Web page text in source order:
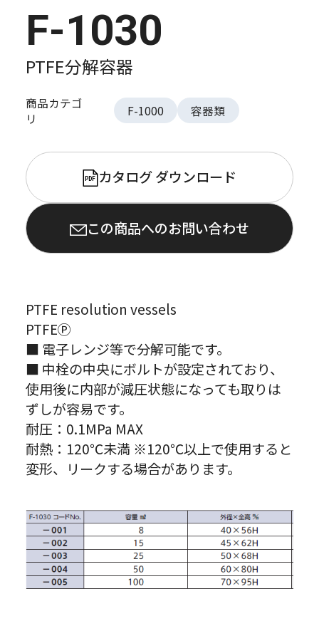
F-1030
PTFE分解容器
商品カテゴ
リ
F-1000 容器類
PDF カタログ ダウンロード
この商品へのお問い合わせ
PTFE resolution vessels
PTFEⓅ
■ 電子レンジ等で分解可能です。
■ 中栓の中央にボルトが設定されており、
使用後に内部が減圧状態になっても取りは
ずしが容易です。
耐圧：0.1MPa MAX
耐熱：120℃未満 ※120℃以上で使用すると
変形、リークする場合があります。